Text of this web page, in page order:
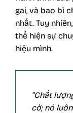
gai, và bao bì
nhất. Tuy
thể hiện sự
hiệu mình.
“Chất
cờ; nó